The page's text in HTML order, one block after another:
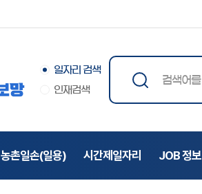
일자리 검색
인재검색
검색어를
입력해주세요
농촌일손(일용) 시간제일자리 JOB 정보